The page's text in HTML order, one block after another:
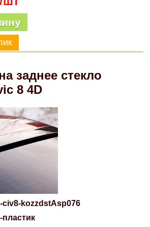
заднее стекло
8 4D
civ8-kozzdstAsp076
пластик